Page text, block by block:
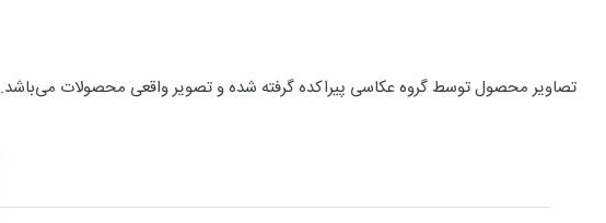
تصاویر محصول توسط گروه عکاسی پیراکده گرفته شده و تصویر واقعی محصولات می‌باشد.